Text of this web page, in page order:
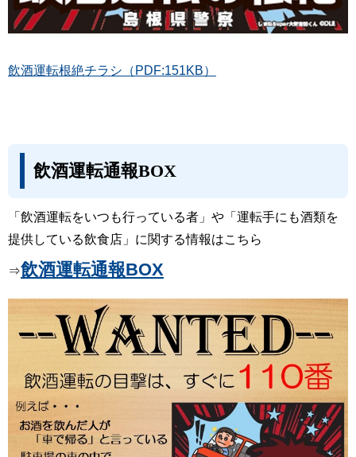
飲酒運転根絶チラシ（PDF:151KB）
飲酒運転通報BOX
「飲酒運転をいつも行っている者」や「運転手にも酒類を
提供している飲食店」に関する情報はこちら
⇒飲酒運転通報BOX